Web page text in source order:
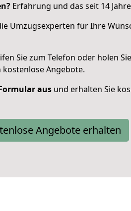
Erfahrung und das seit 14
Umzugsexperten für Ihre
Sie zum Telefon oder holen
Angebote.
aus und erhalten Sie
Angebote erhalten